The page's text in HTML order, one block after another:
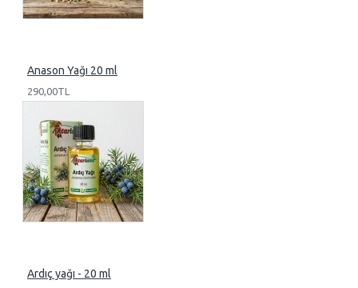
Anason Yağı 20 ml
290,00TL
Ardıç yağı - 20 ml